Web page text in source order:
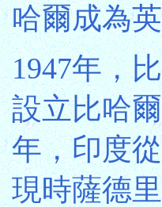
哈爾成為
1947年，
設立比哈
年，印度
現時薩德